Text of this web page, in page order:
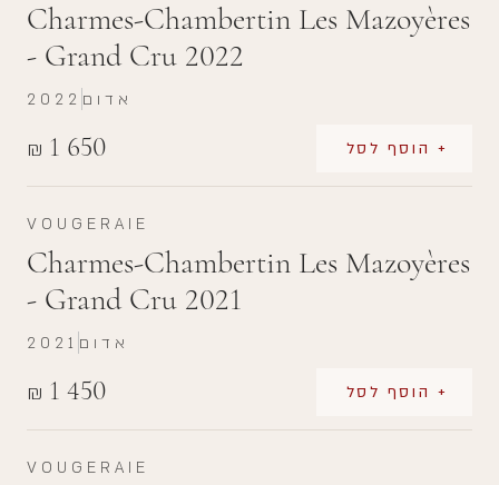
Charmes-Chambertin Les Mazoyères
- Grand Cru 2022
₪ 1 650 + הוסף לסל
2022 אדום
VOUGERAIE
Charmes-Chambertin Les Mazoyères
- Grand Cru 2021
₪ 1 450 + הוסף לסל
2021 אדום
VOUGERAIE